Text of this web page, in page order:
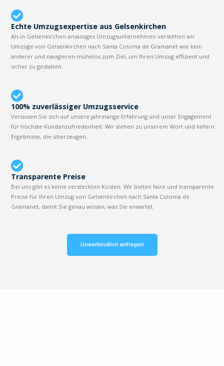
Echte Umzugsexpertise aus Gelsenkirchen
Als in Gelsenkirchen ansässiges Umzugsunternehmen verstehen wir
Umzüge von Gelsenkirchen nach Santa Coloma de Gramanet wie kein
anderer und navigieren mühelos zum Ziel, um Ihren Umzug effizient und
sicher zu gestalten.
100% zuverlässiger Umzugsservice
Verlassen Sie sich auf unsere jahrelange Erfahrung und unser Engagement
für höchste Kundenzufriedenheit. Wir stehen zu unserem Wort und liefern
Ergebnisse, die überzeugen.
Transparente Preise
Bei uns gibt es keine versteckten Kosten. Wir bieten faire und transparente
Preise für Ihren Umzug von Gelsenkirchen nach Santa Coloma de
Gramanet, damit Sie genau wissen, was Sie erwartet.
Unverbindlich anfragen